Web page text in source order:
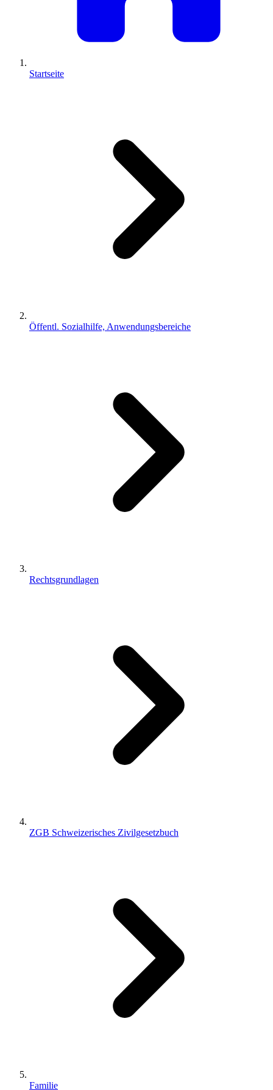
Startseite
Öffentl. Sozialhilfe, Anwendungsbereiche
Rechtsgrundlagen
ZGB Schweizerisches Zivilgesetzbuch
Familie